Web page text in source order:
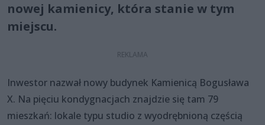
nowej kamienicy, która stanie w tym
miejscu.
Inwestor nazwał nowy budynek Kamienicą Bogusława
X. Na pięciu kondygnacjach znajdzie się tam 79
mieszkań: lokale typu studio z wyodrębnioną częścią